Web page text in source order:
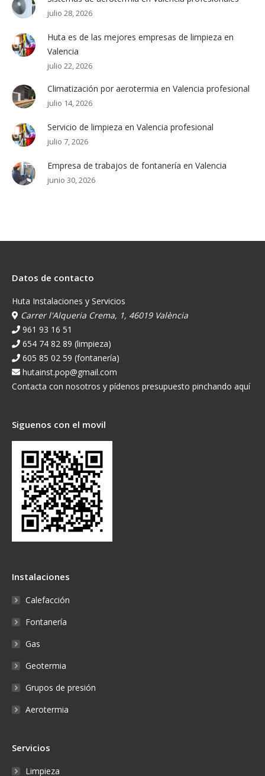
julio 28, 2026
Huta es de las mejores empresas de limpieza en
Valencia
julio 22, 2026
Climatización por aerotermia en Valencia profesional
julio 14, 2026
Servicio de limpieza en Valencia profesional
julio 7, 2026
Empresa de trabajos de fontanería en Valencia
junio 30, 2026
Datos de contacto
Huta Instalaciones y Servicios
Carrer l'Alqueria Crema, 1, 46019 València
961 93 16 51
654 74 82 89 (limpieza)
605 85 02 59 (fontanería)
hutainst.pop@gmail.com
Contacta con nosotros y pídenos presupuesto pinchando aquí
Siguenos con el movil
Instalaciones
Calefacción
Fontanería
Gas
Geotermia
Grupos de presión
Aerotermia
Servicios
Limpieza